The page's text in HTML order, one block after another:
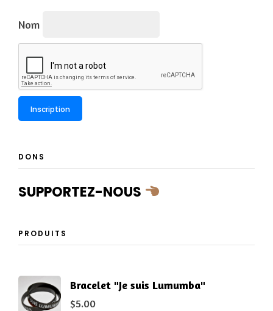
Nom
DONS
SUPPORTEZ-NOUS
PRODUITS
Bracelet "Je suis Lumumba"
$5.00